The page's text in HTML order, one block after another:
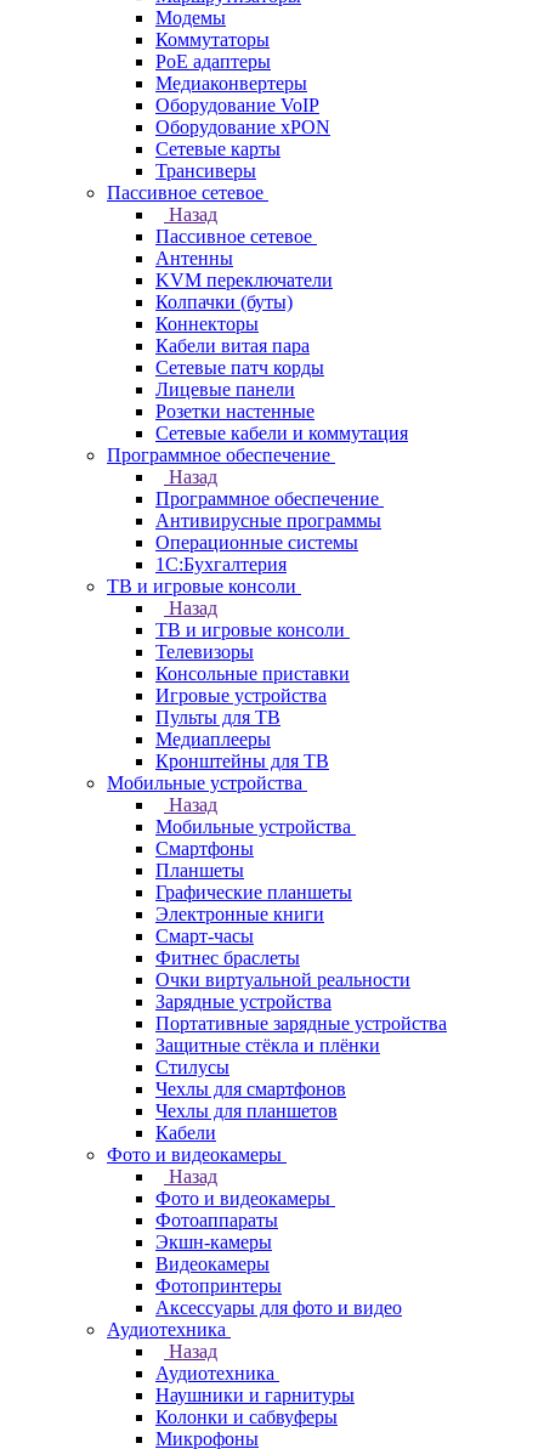
Модемы
Коммутаторы
PoE адаптеры
Медиаконвертеры
Оборудование VoIP
Оборудование xPON
Сетевые карты
Трансиверы
Пассивное сетевое
Назад
Пассивное сетевое
Антенны
KVM переключатели
Колпачки (буты)
Коннекторы
Кабели витая пара
Сетевые патч корды
Лицевые панели
Розетки настенные
Сетевые кабели и коммутация
Программное обеспечение
Назад
Программное обеспечение
Антивирусные программы
Операционные системы
1С:Бухгалтерия
ТВ и игровые консоли
Назад
ТВ и игровые консоли
Телевизоры
Консольные приставки
Игровые устройства
Пульты для ТВ
Медиаплееры
Кронштейны для ТВ
Мобильные устройства
Назад
Мобильные устройства
Смартфоны
Планшеты
Графические планшеты
Электронные книги
Смарт-часы
Фитнес браслеты
Очки виртуальной реальности
Зарядные устройства
Портативные зарядные устройства
Защитные стёкла и плёнки
Стилусы
Чехлы для смартфонов
Чехлы для планшетов
Кабели
Фото и видеокамеры
Назад
Фото и видеокамеры
Фотоаппараты
Экшн-камеры
Видеокамеры
Фотопринтеры
Аксессуары для фото и видео
Аудиотехника
Назад
Аудиотехника
Наушники и гарнитуры
Колонки и сабвуферы
Микрофоны